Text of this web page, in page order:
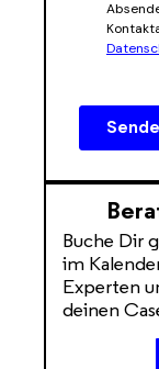
Buche Dir
im
Experten
deinen